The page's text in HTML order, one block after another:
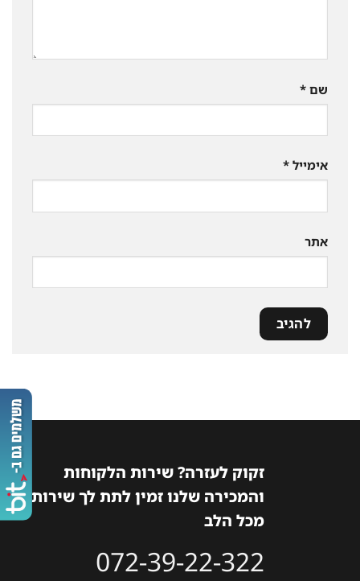
שם *
אימייל *
אתר
זקוק לעזרה? שירות הלקוחות
והמכירה שלנו זמין לתת לך שירות
מכל הלב
072-39-22-322